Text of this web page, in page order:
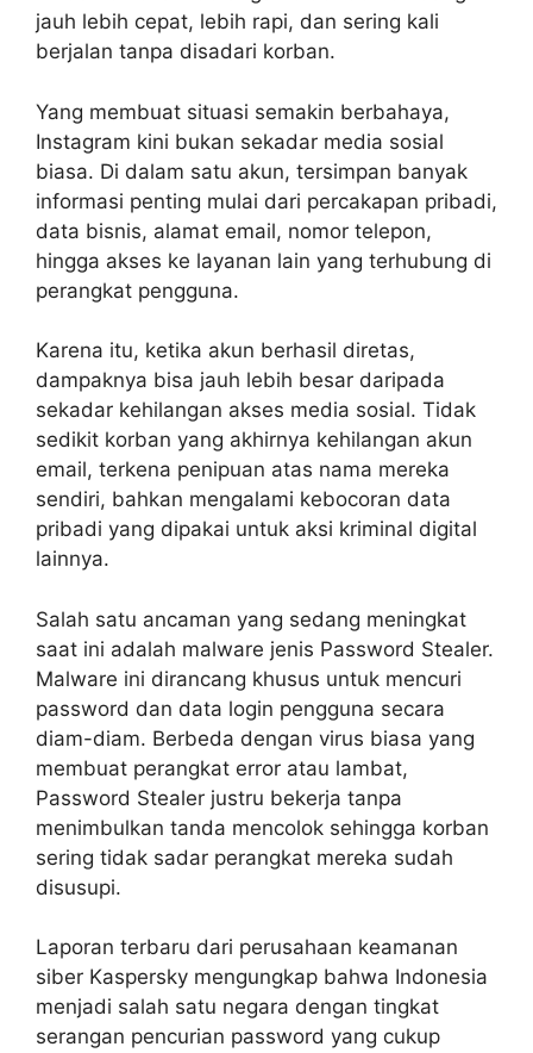
jauh lebih cepat, lebih rapi, dan sering kali
berjalan tanpa disadari korban.
Yang membuat situasi semakin berbahaya,
Instagram kini bukan sekadar media sosial
biasa. Di dalam satu akun, tersimpan banyak
informasi penting mulai dari percakapan pribadi,
data bisnis, alamat email, nomor telepon,
hingga akses ke layanan lain yang terhubung di
perangkat pengguna.
Karena itu, ketika akun berhasil diretas,
dampaknya bisa jauh lebih besar daripada
sekadar kehilangan akses media sosial. Tidak
sedikit korban yang akhirnya kehilangan akun
email, terkena penipuan atas nama mereka
sendiri, bahkan mengalami kebocoran data
pribadi yang dipakai untuk aksi kriminal digital
lainnya.
Salah satu ancaman yang sedang meningkat
saat ini adalah malware jenis Password Stealer.
Malware ini dirancang khusus untuk mencuri
password dan data login pengguna secara
diam-diam. Berbeda dengan virus biasa yang
membuat perangkat error atau lambat,
Password Stealer justru bekerja tanpa
menimbulkan tanda mencolok sehingga korban
sering tidak sadar perangkat mereka sudah
disusupi.
Laporan terbaru dari perusahaan keamanan
siber Kaspersky mengungkap bahwa Indonesia
menjadi salah satu negara dengan tingkat
serangan pencurian password yang cukup